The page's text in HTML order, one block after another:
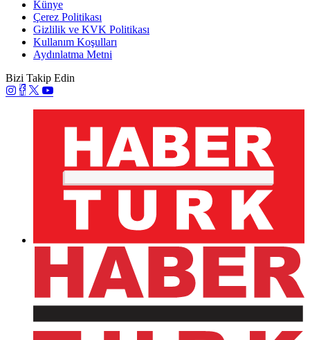
Künye
Çerez Politikası
Gizlilik ve KVK Politikası
Kullanım Koşulları
Aydınlatma Metni
Bizi Takip Edin